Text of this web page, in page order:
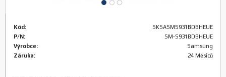
Kód:
SKSASMS931BDBHEUE
P/N:
SM-S931BDBHEUE
Výrobce:
Samsung
Záruka:
24 Měsíců